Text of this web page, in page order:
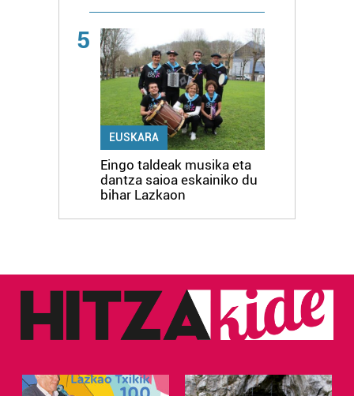
5
EUSKARA
Eingo taldeak musika eta
dantza saioa eskainiko du
bihar Lazkaon